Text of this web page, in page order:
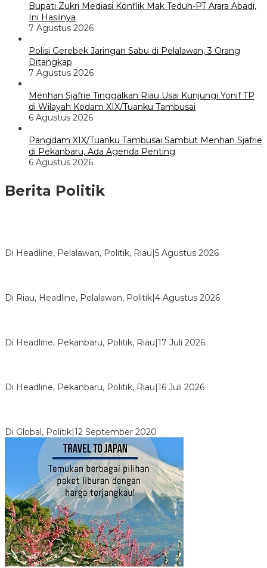
Bupati Zukri Mediasi Konflik Mak Teduh-PT Arara Abadi,
Ini Hasilnya
7 Agustus 2026
Polisi Gerebek Jaringan Sabu di Pelalawan, 3 Orang
Ditangkap
7 Agustus 2026
Menhan Sjafrie Tinggalkan Riau Usai Kunjungi Yonif TP
di Wilayah Kodam XIX/Tuanku Tambusai
6 Agustus 2026
Pangdam XIX/Tuanku Tambusai Sambut Menhan Sjafrie
di Pekanbaru, Ada Agenda Penting
6 Agustus 2026
Berita Politik
Di Headline, Pelalawan, Politik, Riau|5 Agustus 2026
Di Riau, Headline, Pelalawan, Politik|4 Agustus 2026
Di Headline, Pekanbaru, Politik, Riau|17 Juli 2026
Di Headline, Pekanbaru, Politik, Riau|16 Juli 2026
Di Global, Politik|12 September 2020